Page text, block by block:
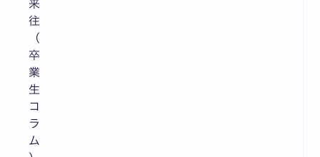
来
往
（
卒
業
生
コ
ラ
ム